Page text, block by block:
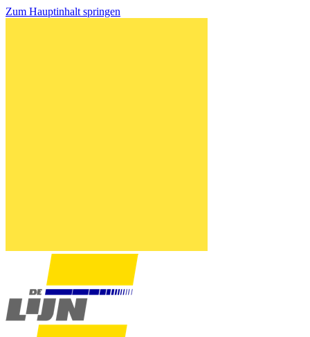
Zum Hauptinhalt springen